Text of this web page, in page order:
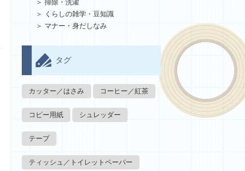
掃除・洗濯
くらしの雑学・豆知識
マナー・身だしなみ
タグ
カッター／はさみ コーヒー／紅茶
コピー用紙 シュレッダー
テープ
ティッシュ／トイレットペーパー